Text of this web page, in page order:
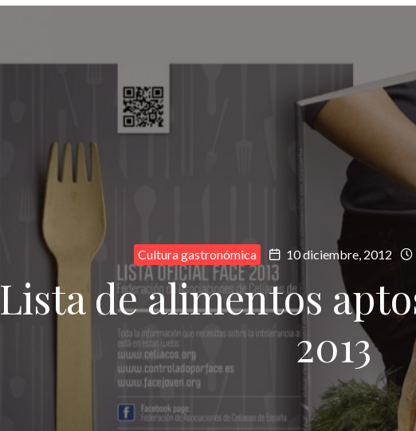
Cultura gastronómica 10 diciembre, 2012
Lista de alimentos
2013